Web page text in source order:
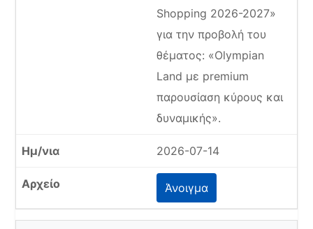
Shopping 2026-2027»
για την προβολή του
θέματος: «Olympian
Land με premium
παρουσίαση κύρους και
δυναμικής».
2026-07-14
Άνοιγμα